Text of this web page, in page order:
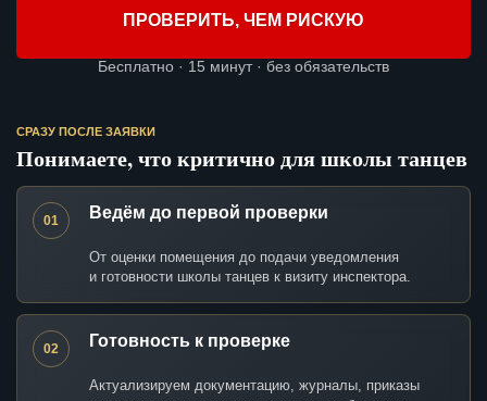
ПРОВЕРИТЬ, ЧЕМ РИСКУЮ
Бесплатно · 15 минут · без обязательств
СРАЗУ ПОСЛЕ ЗАЯВКИ
Понимаете, что критично для школы танцев
01 Ведём до первой проверки
От оценки помещения до подачи уведомления
и готовности школы танцев к визиту инспектора.
02 Готовность к проверке
Актуализируем документацию, журналы, приказы